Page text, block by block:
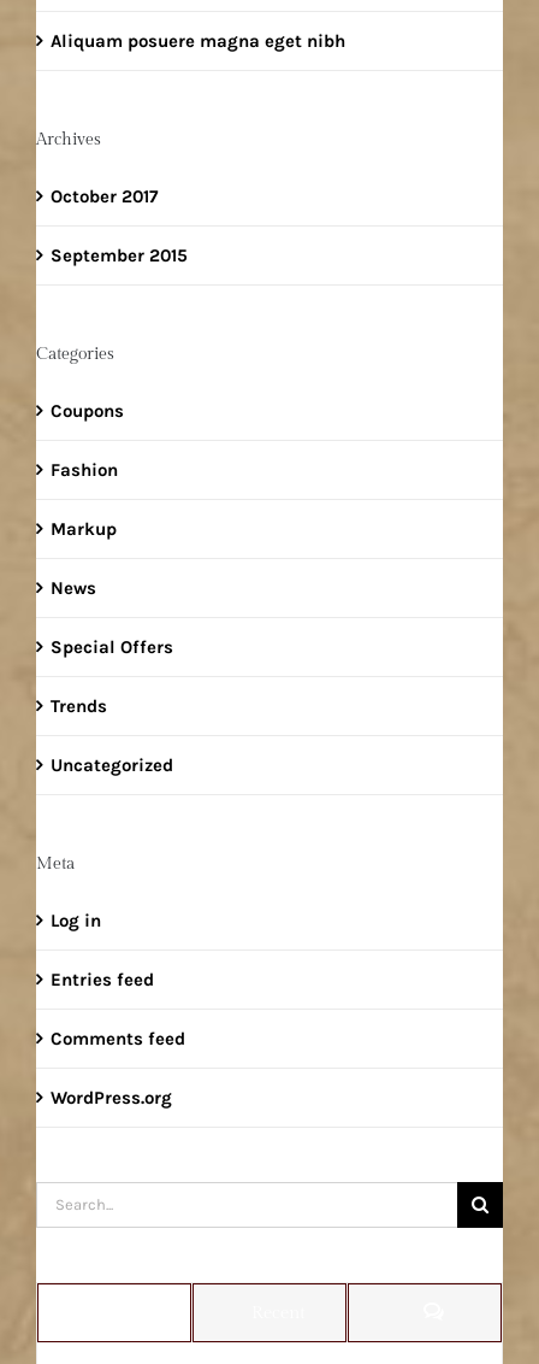
Aliquam posuere magna eget nibh
Archives
October 2017
September 2015
Categories
Coupons
Fashion
Markup
News
Special Offers
Trends
Uncategorized
Meta
Log in
Entries feed
Comments feed
WordPress.org
Search
for: